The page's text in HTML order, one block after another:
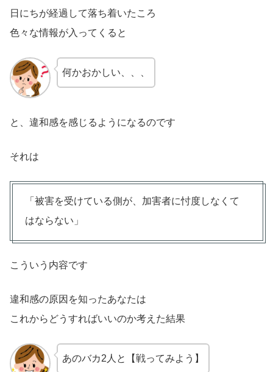
日にちが経過して落ち着いたころ
色々な情報が入ってくると
何かおかしい、、、
と、違和感を感じるようになるのです
それは
「被害を受けている側が、加害者に忖度しなくて
はならない」
こういう内容です
違和感の原因を知ったあなたは
これからどうすればいいのか考えた結果
あのバカ2人と【戦ってみよう】